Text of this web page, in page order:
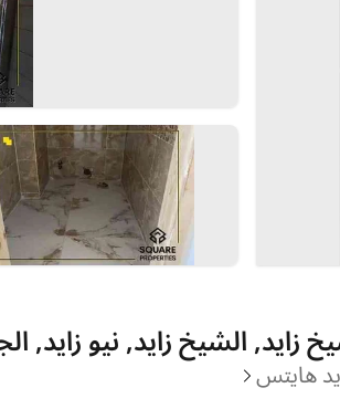
الشيخ زايد, نيو زايد,
هايتس